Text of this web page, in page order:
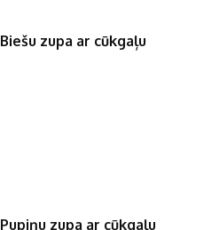
Biešu zupa ar cūkgaļu
Pupiņu zupa ar cūkgaļu